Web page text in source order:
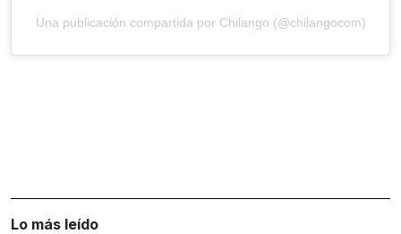
Una publicación compartida por Chilango (@chilangocom)
Lo más leído